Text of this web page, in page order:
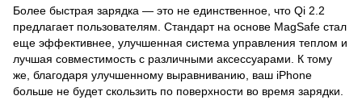
Более быстрая зарядка — это не единственное, что Qi 2.2
предлагает пользователям. Стандарт на основе MagSafe стал
еще эффективнее, улучшенная система управления теплом и
лучшая совместимость с различными аксессуарами. К тому
же, благодаря улучшенному выравниванию, ваш iPhone
больше не будет скользить по поверхности во время зарядки.